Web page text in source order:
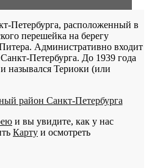
Петербурга, расположенный в
перешейка на берегу
Административно входит
Петербурга. До 1939 года
назывался Териоки (или
и вы увидите, как у нас
Карту и осмотреть